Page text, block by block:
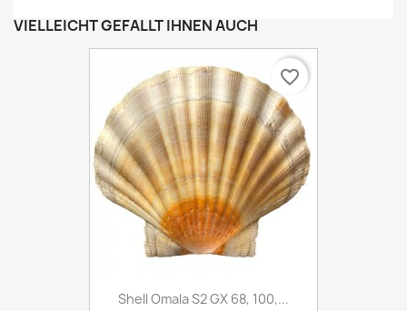
VIELLEICHT GEFÄLLT IHNEN AUCH
Shell Omala S2 GX 68, 100,...
favorite_border